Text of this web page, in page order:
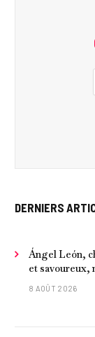
DERNIERS
Ángel León,
et savoureux,
8 AOÛT 2026